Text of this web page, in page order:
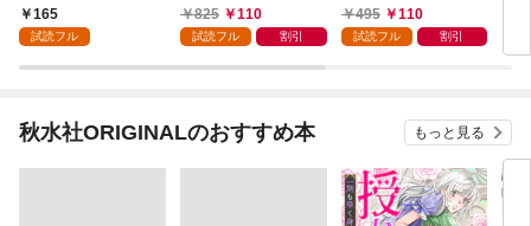
165
試読フル
1 825 110
試読フル 割引
495
110
試読フル 割引
秋水社ORIGINALのおすすめ本 もっと見る